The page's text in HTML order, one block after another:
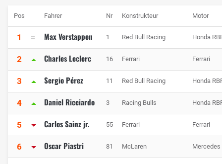
Pos Fahrer Nr Konstrukteur Motor
1 Max Verstappen 1 Red Bull Racing Honda
2 Charles Leclerc 16 Ferrari Ferrari
3 Sergio Pérez 11 Red Bull Racing Honda
4 Daniel Ricciardo 3 Racing Bulls Honda
5 Carlos Sainz jr. 55 Ferrari Ferrari
6 Oscar Piastri 81 McLaren Mercedes